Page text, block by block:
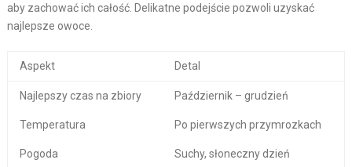
aby zachować ich całość. Delikatne podejście pozwoli uzyskać
najlepsze owoce.
Aspekt Detal
Najlepszy czas na zbiory Październik – grudzień
Temperatura Po pierwszych przymrozkach
Pogoda Suchy, słoneczny dzień